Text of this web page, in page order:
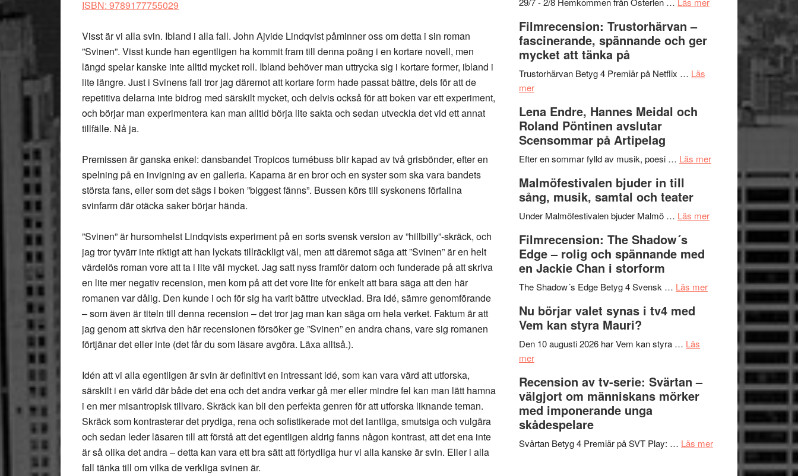
ISBN: 9789177755029
Visst är vi alla svin. Ibland i alla fall. John Ajvide Lindqvist påminner oss om detta i sin roman
”Svinen”. Visst kunde han egentligen ha kommit fram till denna poäng i en kortare novell, men
längd spelar kanske inte alltid mycket roll. Ibland behöver man uttrycka sig i kortare former, ibland i
lite längre. Just i Svinens fall tror jag däremot att kortare form hade passat bättre, dels för att de
repetitiva delarna inte bidrog med särskilt mycket, och delvis också för att boken var ett experiment,
och börjar man experimentera kan man alltid börja lite sakta och sedan utveckla det vid ett annat
tillfälle. Nå ja.
Premissen är ganska enkel: dansbandet Tropicos turnébuss blir kapad av två grisbönder, efter en
spelning på en invigning av en galleria. Kaparna är en bror och en syster som ska vara bandets
största fans, eller som det sägs i boken ”biggest fänns”. Bussen körs till syskonens förfallna
svinfarm där otäcka saker börjar hända.
”Svinen” är hursomhelst Lindqvists experiment på en sorts svensk version av ”hillbilly”-skräck, och
jag tror tyvärr inte riktigt att han lyckats tillräckligt väl, men att däremot säga att ”Svinen” är en helt
värdelös roman vore att ta i lite väl mycket. Jag satt nyss framför datorn och funderade på att skriva
en lite mer negativ recension, men kom på att det vore lite för enkelt att bara säga att den här
romanen var dålig. Den kunde i och för sig ha varit bättre utvecklad. Bra idé, sämre genomförande
– som även är titeln till denna recension – det tror jag man kan säga om hela verket. Faktum är att
jag genom att skriva den här recensionen försöker ge ”Svinen” en andra chans, vare sig romanen
förtjänar det eller inte (det får du som läsare avgöra. Läxa alltså.).
Idén att vi alla egentligen är svin är definitivt en intressant idé, som kan vara värd att utforska,
särskilt i en värld där både det ena och det andra verkar gå mer eller mindre fel kan man lätt hamna
i en mer misantropisk tillvaro. Skräck kan bli den perfekta genren för att utforska liknande teman.
Skräck som kontrasterar det prydiga, rena och sofistikerade mot det lantliga, smutsiga och vulgära
och sedan leder läsaren till att förstå att det egentligen aldrig fanns någon kontrast, att det ena inte
är så olika det andra – detta kan vara ett bra sätt att förtydliga hur vi alla kanske är svin. Eller i alla
fall tänka till om vilka de verkliga svinen är.
Scully
och
vidsträckta
Filmrecension: Trustorhärvan –
fascinerande, spännande och ger
mycket att tänka på
Trustorhärvan Betyg 4 Premiär på Netflix … Läs
merom
Trustorhärvan
–
fascinerande,
spännande
ger
mycket
att
på
Lena Endre, Hannes Meidal och
Roland Pöntinen avslutar
Scensommar på Artipelag
Efter en sommar fylld av musik, poesi … Läs merom
Hannes
Roland
avslutar
Scensommar
Artipelag
Malmöfestivalen bjuder in till
sång, musik, samtal och teater
Under Malmöfestivalen bjuder Malmö … Läs merom
Malmöfestivalen
Filmrecension: The Shadow´s
Edge – rolig och spännande med
en Jackie Chan i storform
The Shadow´s Edge Betyg 4 Svensk … Läs merom
Filmrecension:
Shadow
spännande
en
Nu börjar valet synas i tv4 med
Vem kan styra Mauri?
Den 10 augusti 2026 har Vem kan styra … Läs
merom
börjar
valet
synas
i
tv4
Recension av tv-serie: Svärtan –
välgjort om människans mörker
med imponerande unga
skådespelare
Svärtan Betyg 4 Premiär på SVT Play: … Läs merom